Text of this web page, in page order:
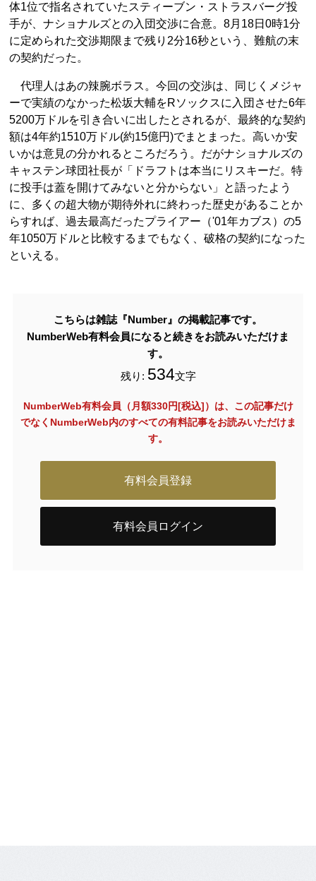
体1位で指名されていたスティーブン・ストラスバーグ投
手が、ナショナルズとの入団交渉に合意。8月18日0時1分
に定められた交渉期限まで残り2分16秒という、難航の末
の契約だった。
代理人はあの辣腕ボラス。今回の交渉は、同じくメジャ
ーで実績のなかった松坂大輔をRソックスに入団させた6年
5200万ドルを引き合いに出したとされるが、最終的な契約
額は4年約1510万ドル(約15億円)でまとまった。高いか安
いかは意見の分かれるところだろう。だがナショナルズの
キャステン球団社長が「ドラフトは本当にリスキーだ。特
に投手は蓋を開けてみないと分からない」と語ったよう
に、多くの超大物が期待外れに終わった歴史があることか
らすれば、過去最高だったプライアー（'01年カブス）の5
年1050万ドルと比較するまでもなく、破格の契約になった
といえる。
こちらは雑誌『Number』の掲載記事です。
NumberWeb有料会員になると続きをお読みいただけま
す。
残り: 534文字
NumberWeb有料会員（月額330円[税込]）は、この記事だけ
でなく NumberWeb内のすべての有料記事をお読みいただけま
す。
有料会員登録
有料会員ログイン